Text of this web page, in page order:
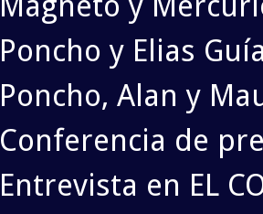
Poncho y Elias
Poncho, Alan y
Conferencia de
Entrevista en EL